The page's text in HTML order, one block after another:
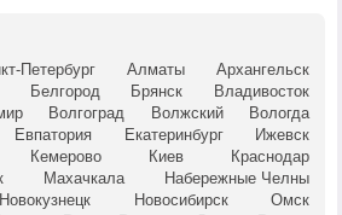
Петербург Алматы
Архангельск
Белгород Брянск
Владивосток
Волгоград Волжский
Вологда
Евпатория Екатеринбург
Ижевск
Кемерово Киев
Краснодар
Махачкала
Набережные Челны
Новокузнецк Новосибирск
Омск